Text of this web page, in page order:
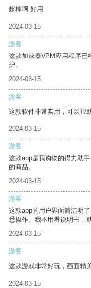
超棒啊 好用
2024-03-15
游客
这款加速器VPM应用程序已
护。
2024-03-15
游客
这款软件非常实用，可以帮
2024-03-15
游客
这款app是我购物的得力助
的商品。
2024-03-15
游客
这款app的用户界面简洁明
悉操作。我不用看说明书，
2024-03-15
游客
这款游戏非常好玩，画面精
2024-03-15